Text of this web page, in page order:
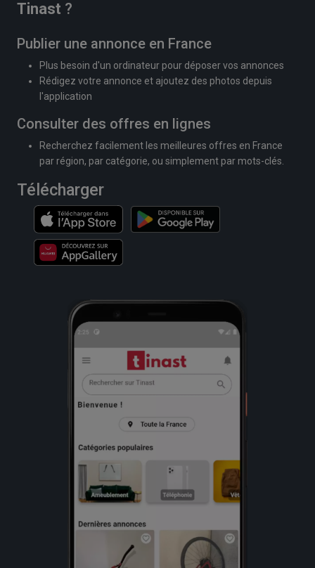
Tinast ?
Publier une annonce en France
Plus besoin d'un ordinateur pour déposer vos annonces
Rédigez votre annonce et ajoutez des photos depuis
l'application
Consulter des offres en lignes
Recherchez facilement les meilleures offres en France
par région, par catégorie, ou simplement par mots-clés.
Télécharger